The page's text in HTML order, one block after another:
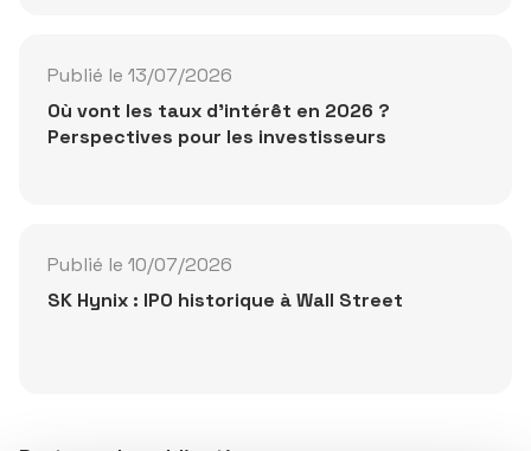
Publié le 13/07/2026
Où vont les taux d'intérêt en 2026 ?
Perspectives pour les investisseurs
Publié le 10/07/2026
SK Hynix : IPO historique à Wall Street